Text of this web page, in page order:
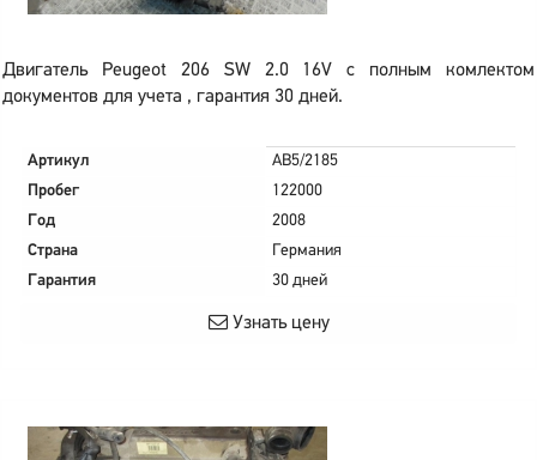
Двигатель Peugeot 206 SW 2.0 16V с полным комлектом
документов для учета , гарантия 30 дней.
Артикул
AB5/2185
Пробег
122000
Год
2008
Страна
Германия
Гарантия
30 дней
Узнать цену